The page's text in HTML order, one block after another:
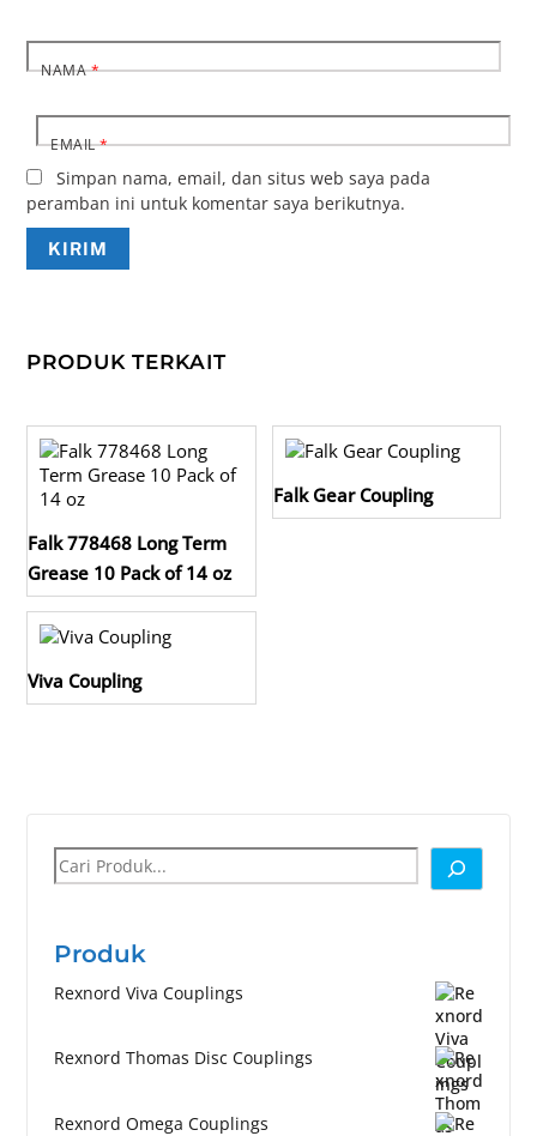
NAMA*
EMAIL*
Simpan nama, email, dan situs web saya pada
peramban ini untuk komentar saya berikutnya.
PRODUK TERKAIT
Falk 778468 Long Term
Grease 10 Pack of 14 oz
Falk Gear Coupling
Viva Coupling
Cari
Produk
Rexnord Viva Couplings
Rexnord Thomas Disc Couplings
Rexnord Omega Couplings